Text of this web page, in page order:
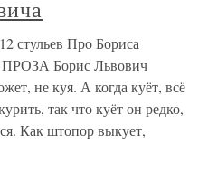
стульев Про Бориса
Борис Львович
не куя. А когда куёт, всё
так что куёт он редко,
Как штопор выкует,